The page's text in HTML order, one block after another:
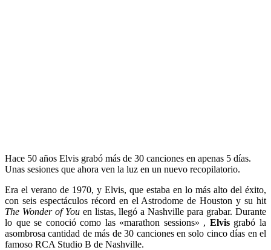
Hace 50 años Elvis grabó más de 30 canciones en apenas 5 días.
Unas sesiones que ahora ven la luz en un nuevo recopilatorio.
Era el verano de 1970, y Elvis, que estaba en lo más alto del éxito,
con seis espectáculos récord en el Astrodome de Houston y su hit
The Wonder of You en listas, llegó a Nashville para grabar. Durante
lo que se conoció como las «marathon sessions» , Elvisgrabó la
asombrosa cantidad de más de 30 canciones en solo cinco días en el
famoso RCA Studio B de Nashville.